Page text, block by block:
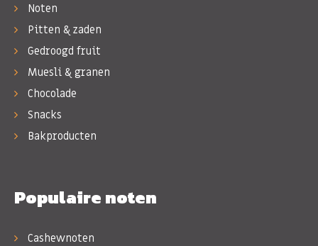
Noten
Pitten & zaden
Gedroogd fruit
Muesli & granen
Chocolade
Snacks
Bakproducten
Populaire noten
Cashewnoten